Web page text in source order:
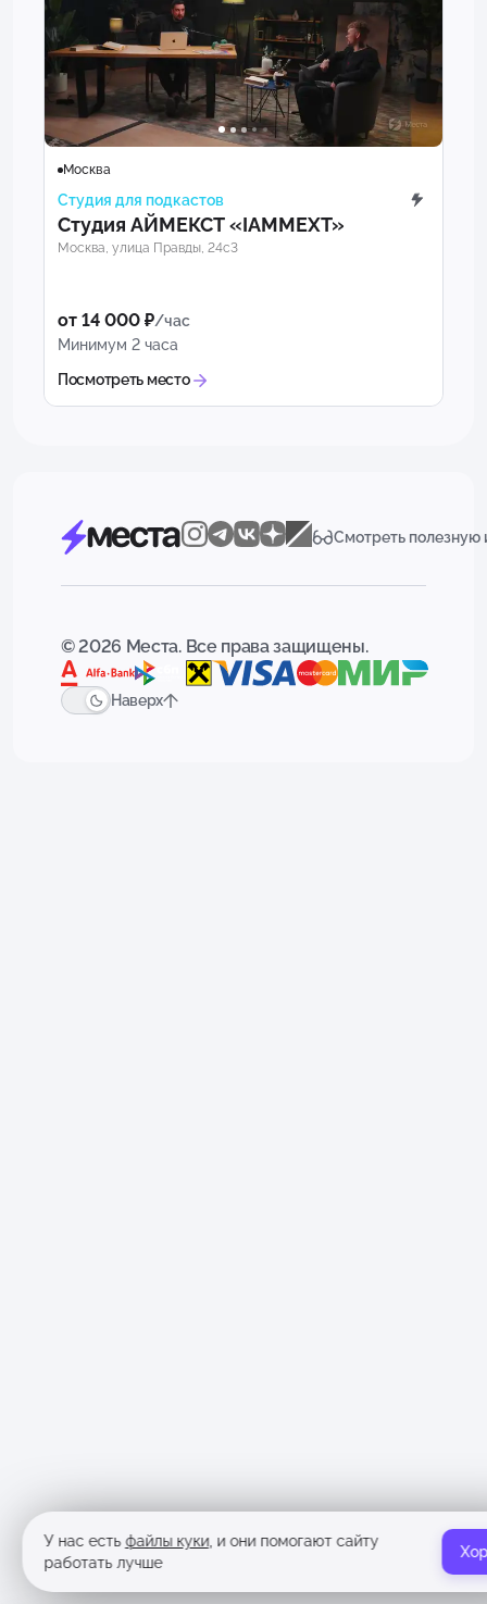
Москва
Студия для подкастов
Студия АЙМЕКСТ «IAMMEXT»
Москва, улица Правды, 24с3
от 14 000 ₽/час
Минимум 2 часа
Посмотреть место
Смотреть
© 2026 Места. Все права защищены.
Наверх
У нас естьфайлы куки, и они помогают сайту
работать лучше